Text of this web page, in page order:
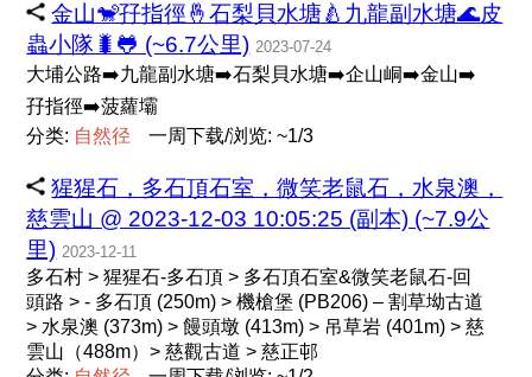
金山🐒孖指徑🤞石梨貝水塘🍐九龍副水塘🌊皮
蟲小隊🐛🐸 (~6.7公里) 2023-07-24
大埔公路➡️九龍副水塘➡️石梨貝水塘➡️企山峒➡️金山➡️
孖指徑➡️菠蘿壩
分类: 自然径 一周下载/浏览: ~1/3
猩猩石，多石頂石室，微笑老鼠石，水泉澳，
慈雲山 @ 2023-12-03 10:05:25 (副本) (~7.9公
里) 2023-12-11
多石村 > 猩猩石-多石頂 > 多石頂石室&微笑老鼠石-回
頭路 > - 多石頂 (250m) > 機槍堡 (PB206) – 割草坳古道
> 水泉澳 (373m) > 饅頭墩 (413m) > 吊草岩 (401m) > 慈
雲山（488m）> 慈觀古道 > 慈正邨